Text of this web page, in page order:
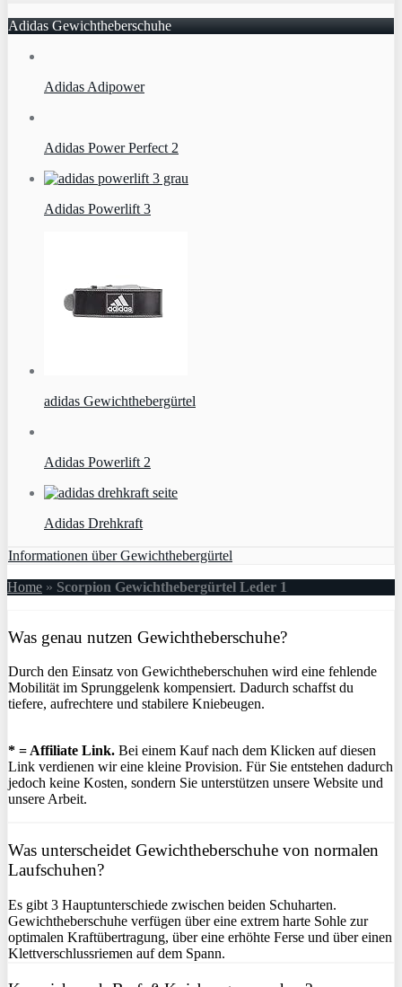
Adidas Gewichtheberschuhe
Adidas Adipower
Adidas Power Perfect 2
Adidas Powerlift 3
adidas Gewichthebergürtel
Adidas Powerlift 2
Adidas Drehkraft
Informationen über Gewichthebergürtel
Home » Scorpion Gewichthebergürtel Leder 1
Was genau nutzen Gewichtheberschuhe?
Durch den Einsatz von Gewichtheberschuhen wird eine fehlende
Mobilität im Sprunggelenk kompensiert. Dadurch schaffst du
tiefere, aufrechtere und stabilere Kniebeugen.
* = Affiliate Link. Bei einem Kauf nach dem Klicken auf diesen
Link verdienen wir eine kleine Provision. Für Sie entstehen dadurch
jedoch keine Kosten, sondern Sie unterstützen unsere Website und
unsere Arbeit.
Was unterscheidet Gewichtheberschuhe von normalen
Laufschuhen?
Es gibt 3 Hauptunterschiede zwischen beiden Schuharten.
Gewichtheberschuhe verfügen über eine extrem harte Sohle zur
optimalen Kraftübertragung, über eine erhöhte Ferse und über einen
Klettverschlussriemen auf dem Spann.